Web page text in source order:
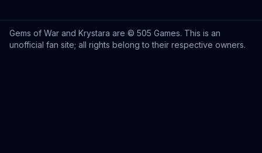
Gems of War and Krystara are © 505 Games. This is an
unofficial fan site; all rights belong to their respective owners.